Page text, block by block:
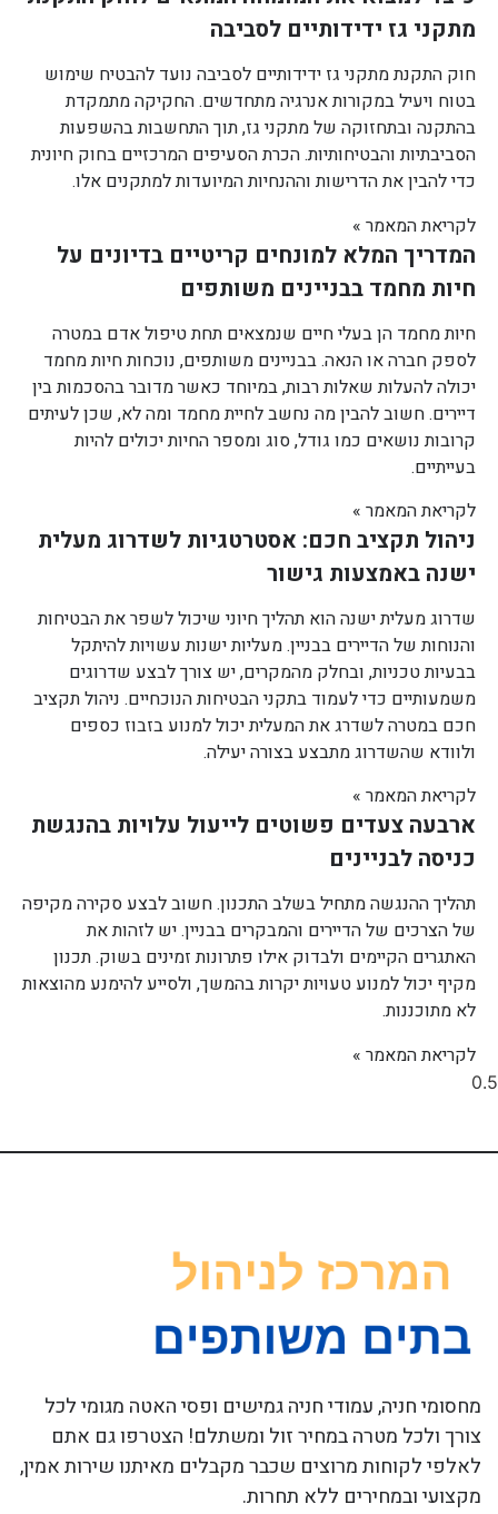
מתקני גז ידידותיים לסביבה
חוק התקנת מתקני גז ידידותיים לסביבה נועד להבטיח שימוש
בטוח ויעיל במקורות אנרגיה מתחדשים. החקיקה מתמקדת
בהתקנה ובתחזוקה של מתקני גז, תוך התחשבות בהשפעות
הסביבתיות והבטיחותיות. הכרת הסעיפים המרכזיים בחוק חיונית
כדי להבין את הדרישות וההנחיות המיועדות למתקנים אלו.
לקריאת המאמר »
המדריך המלא למונחים קריטיים בדיונים על
חיות מחמד בבניינים משותפים
חיות מחמד הן בעלי חיים שנמצאים תחת טיפול אדם במטרה
לספק חברה או הנאה. בבניינים משותפים, נוכחות חיות מחמד
יכולה להעלות שאלות רבות, במיוחד כאשר מדובר בהסכמות בין
דיירים. חשוב להבין מה נחשב לחיית מחמד ומה לא, שכן לעיתים
קרובות נושאים כמו גודל, סוג ומספר החיות יכולים להיות
בעייתיים.
לקריאת המאמר »
ניהול תקציב חכם: אסטרטגיות לשדרוג מעלית
ישנה באמצעות גישור
שדרוג מעלית ישנה הוא תהליך חיוני שיכול לשפר את הבטיחות
והנוחות של הדיירים בבניין. מעליות ישנות עשויות להיתקל
בבעיות טכניות, ובחלק מהמקרים, יש צורך לבצע שדרוגים
משמעותיים כדי לעמוד בתקני הבטיחות הנוכחיים. ניהול תקציב
חכם במטרה לשדרג את המעלית יכול למנוע בזבוז כספים
ולוודא שהשדרוג מתבצע בצורה יעילה.
לקריאת המאמר »
ארבעה צעדים פשוטים לייעול עלויות בהנגשת
כניסה לבניינים
תהליך ההנגשה מתחיל בשלב התכנון. חשוב לבצע סקירה מקיפה
של הצרכים של הדיירים והמבקרים בבניין. יש לזהות את
האתגרים הקיימים ולבדוק אילו פתרונות זמינים בשוק. תכנון
מקיף יכול למנוע טעויות יקרות בהמשך, ולסייע להימנע מהוצאות
לא מתוכננות.
לקריאת המאמר »
מחסומי חניה, עמודי חניה גמישים ופסי האטה מגומי לכל
צורך ולכל מטרה במחיר זול ומשתלם! הצטרפו גם אתם
לאלפי לקוחות מרוצים שכבר מקבלים מאיתנו שירות אמין,
מקצועי ובמחירים ללא תחרות.